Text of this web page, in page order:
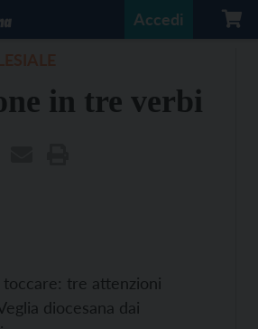
Accedi
in tre verbi
tre attenzioni
diocesana dai